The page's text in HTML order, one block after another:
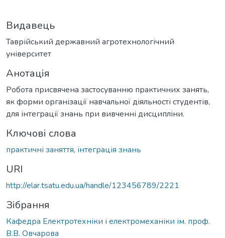
Видавець
Таврійський державний агротехнологічний
університет
Анотація
Робота присвячена застосуванню практичних занять,
як форми організації навчальної діяльності студентів,
для інтеграції знань при вивченні дисципліни.
Ключові слова
практичні заняття, інтеграція знань
URI
http://elar.tsatu.edu.ua/handle/123456789/2221
Зібрання
Кафедра Електротехніки і електромеханіки ім. проф.
В.В. Овчарова